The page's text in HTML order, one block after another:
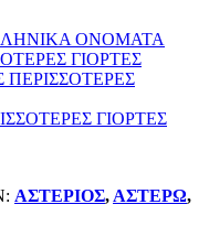
ΟΝΟΜΑΤΑ
ΓΙΟΡΤΕΣ
ΓΙΟΡΤΕΣ
ΑΣΤΕΡΙΟΣ, ΑΣΤΕΡΩ,